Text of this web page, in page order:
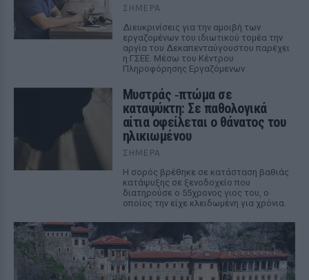
ΣΉΜΕΡΑ
Διευκρινίσεις για την αμοιβή των
εργαζομένων του ιδιωτικού τομέα την
αργία του Δεκαπενταύγουστου παρέχει
η ΓΣΕΕ. Μέσω του Κέντρου
Πληροφόρησης Εργαζόμενων
Μυστράς ‑πτώμα σε
καταψύκτη: Σε παθολογικά
αίτια οφείλεται ο θάνατος του
ηλικιωμένου
ΣΉΜΕΡΑ
Η σορός βρέθηκε σε κατάσταση βαθιάς
κατάψυξης σε ξενοδοχείο που
διατηρούσε ο 55χρονος γιος του, ο
οποίος την είχε κλειδωμένη για χρόνια.